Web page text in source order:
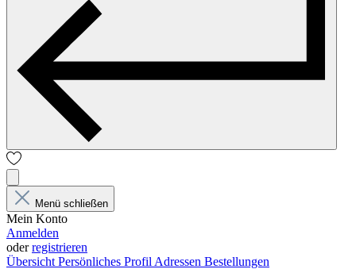
Menü schließen
Mein Konto
Anmelden
oderregistrieren
Übersicht Persönliches Profil Adressen Bestellungen